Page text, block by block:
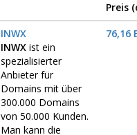
Preis
INWX
INWX ist ein
spezialisierter
Anbieter für
Domains mit über
300.000 Domains
von 50.000 Kunden.
Man kann die
76,16